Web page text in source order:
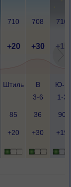
710 708 710
+20 +30 +19
Штиль
В
3-6
Ю-В
1-3
85 36 90
+20 +30 +19